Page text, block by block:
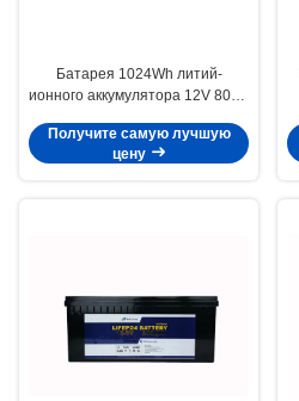
Батарея 1024Wh литий-
ионного аккумулятора 12V 80Ah
газонокосилки
Получите самую лучшую
цену